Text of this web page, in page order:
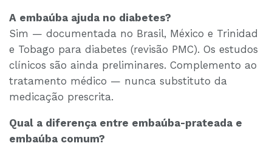
A embaúba ajuda no diabetes?
Sim — documentada no Brasil, México e Trinidad
e Tobago para diabetes (revisão PMC). Os estudos
clínicos são ainda preliminares. Complemento ao
tratamento médico — nunca substituto da
medicação prescrita.
Qual a diferença entre embaúba-prateada e
embaúba comum?